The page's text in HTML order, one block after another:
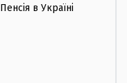
Пенсія в Україні